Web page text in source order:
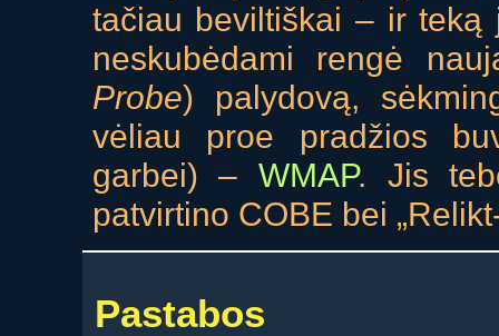
tačiau beviltiškai – ir teką
neskubėdami rengė
Probe) palydovą,
vėliau proe pradžios
garbei) – WMAP. Jis
patvirtino COBE bei
Pastabos